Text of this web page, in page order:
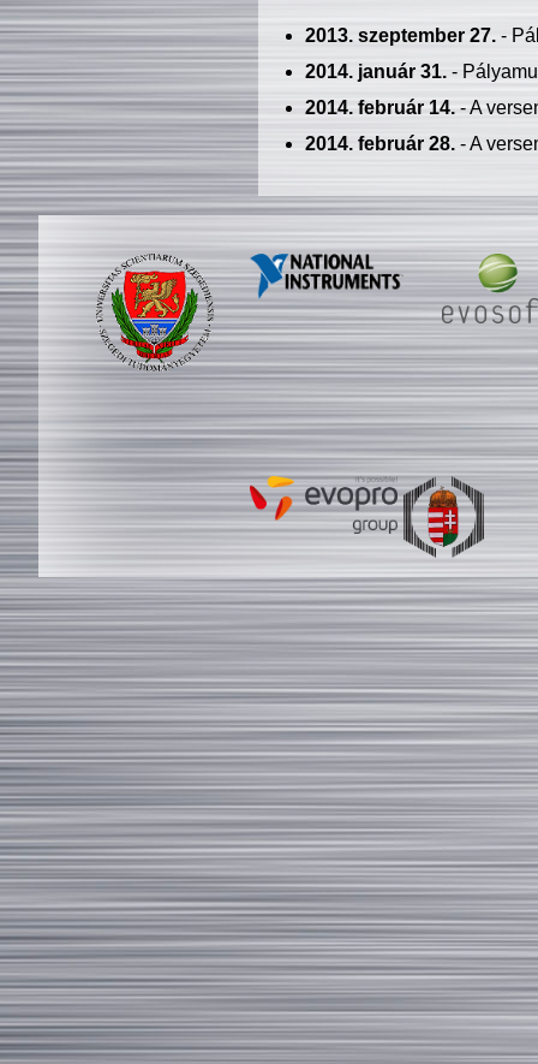
2013. szeptember 27.-
2014. január 31.-
2014. február 14.- A
2014. február 28.- A